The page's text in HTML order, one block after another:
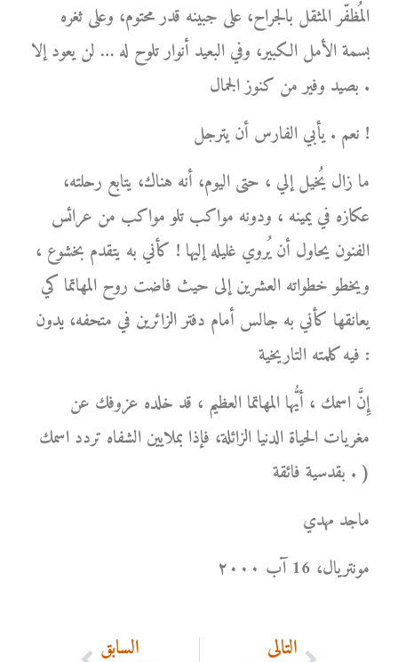
المُظفّر المثقل بالجراح، على جبينه قدر محتوم، وعلى ثغره
بسمة الأمل الكبير، وفي البعيد أنوار تلوح له … لن يعود إلا
بصيد وفير من كنوز الجمال .
نعم . يأبي الفارس أن يترجل !
ما زال يُخيل إلي ، حتى اليوم، أنه هناك، يتابع رحلته،
عكازه في يمينه ، ودونه مواكب تلو مواكب من عرائس
الفنون يحاول أن يُروي غليله إليها ! كأني به يتقدم بخشوع ،
ويخطو خطواته العشرين إلى حيث فاضت روح المهاتما كي
يعانقها كأني به جالس أمام دفتر الزائرين في متحفه، يدون
فيه كلمته التاريخية :
إِنَّ اسمك ، أيُّها المهاتما العظيم ، قد خلده عزوفك عن
مغريات الحياة الدنيا الزائلة، فإذا بملايين الشفاه تردد اسمك
بقدسية فائقة . )
ماجد مهدي
مونتریال، 16 آب ۲۰۰۰
السابق التالي